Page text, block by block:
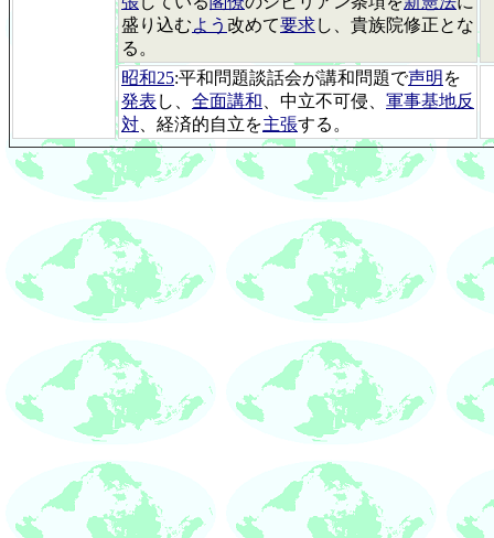
盛り込むよう 改めて要求し、貴族院修正とな
る。
昭和25:平和問題談話会が講和問題で声明 を
発表 し、 全面講和 、中立不可侵、 軍事基地反
対 、経済的自立を主張する。